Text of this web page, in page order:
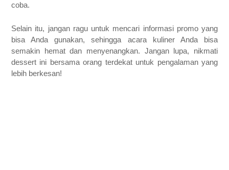
coba.
Selain itu, jangan ragu untuk mencari informasi promo yang
bisa Anda gunakan, sehingga acara kuliner Anda bisa
semakin hemat dan menyenangkan. Jangan lupa, nikmati
dessert ini bersama orang terdekat untuk pengalaman yang
lebih berkesan!